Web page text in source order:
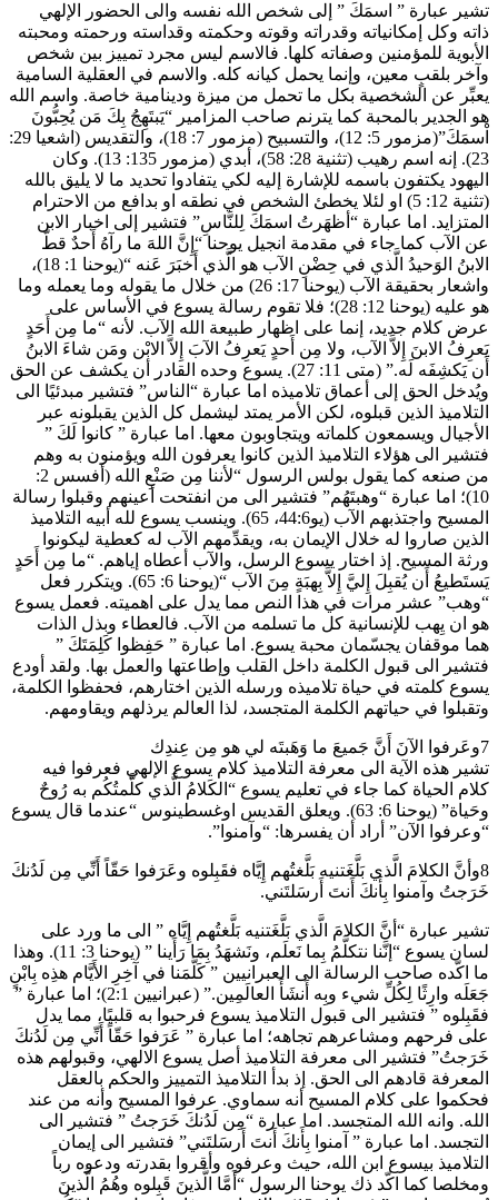
تشير عبارة ” اسمَكَ ” إلى شخص الله نفسه والى الحضور الإلهي
ذاته وكل إمكانياته وقدراته وقوته وحكمته وقداسته ورحمته ومحبته
الأبوية للمؤمنين وصفاته كلها. فالاسم ليس مجرد تمييز بين شخص
وآخر بلقبٍ معين، وإنما يحمل كيانه كله. والاسم في العقلية السامية
يعبِّر عن الشخصية بكل ما تحمل من ميزة ودينامية خاصة. واسم الله
هو الجدير بالمحبة كما يترنم صاحب المزامير “يَبتَهِجُ بِكَ مَن يُحِبُّونَ
اْسمَكَ”(مزمور 5: 12)، والتسبيح (مزمور 7: 18)، والتقديس (اشعيا 29:
23). إنه اسم رهيب (تثنية 28: 58)، أبدي (مزمور 135: 13). وكان
اليهود يكتفون باسمه للإشارة إليه لكي يتفادوا تحديد ما لا يليق بالله
(تثنية 12: 5) او لئلا يخطئ الشخص في نطقه او بدافع من الاحترام
المتزايد. اما عبارة “أظهَرتُ اسمَكَ لِلنَّاسِ” فتشير إلى اخبار الابن
عن الآب كما جاء في مقدمة انجيل يوحنا “إِنَّ اللهَ ما رآهُ أَحدٌ قطّ
الابنُ الوَحيدُ الَّذي في حِضْنِ الآب هو الَّذي أَخبَرَ عَنه “(يوحنا 1: 18)،
واشعار بحقيقة الآب (يوحنا 17: 26) من خلال ما يقوله وما يعمله وما
هو عليه (يوحنا 12: 28)؛ فلا تقوم رسالة يسوع في الأساس على
عرض كلام جديد، إنما على اظهار طبيعة الله الآب. لأنه “ما مِن أَحَدٍ
يَعرِفُ الابنَ إِلاَّ الآب، ولا مِن أَحدٍ يَعرِفُ الآبَ إِلاَّ الابْن ومَن شاءَ الابنُ
أَن يَكشِفَه لَه.” (متى 11: 27). يسوع وحده القادر أن يكشف عن الحق
ويُدخل الحق إلى أعماق تلاميذه اما عبارة “الناس” فتشير مبدئيًا الى
التلاميذ الذين قبلوه، لكن الأمر يمتد ليشمل كل الذين يقبلونه عبر
الأجيال ويسمعون كلماته ويتجاوبون معها. اما عبارة ” كانوا لَكَ ”
فتشير الى هؤلاء التلاميذ الذين كانوا يعرفون الله ويؤمنون به وهم
من صنعه كما يقول بولس الرسول “لأننا مِن صَنْعِ الله (أفسس 2:
10)؛ اما عبارة “وهبتَهُم” فتشير الى من انفتحت أعينهم وقبلوا رسالة
المسيح واجتذبهم الآب (يو44:6، 65). وينسب يسوع لله أبيه التلاميذ
الذين صاروا له خلال الإيمان به، ويقدِّمهم الآب له كعطية ليكونوا
ورثة المسيح. إذ اختار يسوع الرسل، والآب أعطاه إياهم. “ما مِن أَحَدٍ
يَستَطيعُ أَن يُقبِلَ إِليَّ إِلاَّ بِهبَةٍ مِنَ الآب “(يوحنا 6: 65). ويتكرر فعل
“وهب” عشر مرات في هذا النص مما يدل على اهميته. فعمل يسوع
هو ان يِهب للإنسانية كل ما تسلمه من الآب. فالعطاء وبذل الذات
هما موقفان يجسّمان محبة يسوع. اما عبارة ” حَفِظوا كَلِمَتَكَ ”
فتشير الى قبول الكلمة داخل القلب وإطاعتها والعمل بها. ولقد أودع
يسوع كلمته في حياة تلاميذه ورسله الذين اختارهم، فحفظوا الكلمة،
وتقبلوا في حياتهم الكلمة المتجسد، لذا العالم يرذلهم ويقاومهم.
7وعَرفوا الآنَ أَنَّ جَميعَ ما وَهَبتَه لي هو مِن عِندِك
تشير هذه الآية الى معرفة التلاميذ كلام يسوع الإلهي فعرفوا فيه
كلام الحياة كما جاء في تعليم يسوع “الكَلامُ الَّذي كلَّمتُكُم به رُوحٌ
وحَياة” (يوحنا 6: 63). ويعلق القديس اوغسطينوس “عندما قال يسوع
“وعرفوا الآن” أراد أن يفسرها: “وآمنوا”.
8وأنَّ الكلامَ الَّذي بَلَّغَتنيه بَلَّغتُهم إِيَّاه فقَبِلوه وعَرَفوا حَقّاً أَنِّي مِن لَدُنكَ
خَرَجتُ وآمنوا بِأَنكَ أَنتَ أَرسَلتَني.
تشير عبارة “أنَّ الكلامَ الَّذي بَلَّغَتنيه بَلَّغتُهم إِيَّاه ” الى ما ورد على
لسان يسوع “إنَّنا نتكلَّمُ بِما نَعلَم، ونَشهَدُ بِمَا رَأَينا ” (يوحنا 3: 11). وهذا
ما اكّده صاحب الرسالة الى العبرانيين ” كَلَّمَنا في آخِرِ الأَيَّام هذِه بِابْنٍ
جَعَلَه وارِثًا لِكُلِّ شيء وبِه أَنشَأَ العالَمِين.” (عبرانيين 2:1)؛ اما عبارة ”
فقَبِلوه ” فتشير الى قبول التلاميذ يسوع فرحبوا به قلبيًا، مما يدل
على فرحهم ومشاعرهم تجاهه؛ اما عبارة ” عَرَفوا حَقّاً أَنِّي مِن لَدُنكَ
خَرَجتُ” فتشير الى معرفة التلاميذ أصل يسوع الالهي، وقبولهم هذه
المعرفة قادهم الى الحق. إذ بدأ التلاميذ التمييز والحكم بالعقل
فحكموا على كلام المسيح أنه سماوي. عرفوا المسيح وأنه من عند
الله. وانه الله المتجسد. اما عبارة “مِن لَدُنكَ خَرَجتُ ” فتشير الى
التجسد. اما عبارة ” آمنوا بِأَنكَ أَنتَ أَرسَلتَني” فتشير الى إيمان
التلاميذ بيسوع ابن الله، حيث وعرفوه وأقروا بقدرته ودعوه رباً
ومخلصا كما اكّد ذك يوحنا الرسول “أَمَّا الَّذينَ قَبِلوه وهُمُ الَّذينَ